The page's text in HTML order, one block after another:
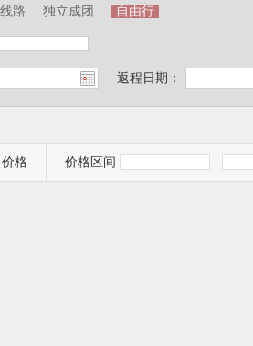
路 独立成团 自由行
返程日期：
价格 价格区间 -